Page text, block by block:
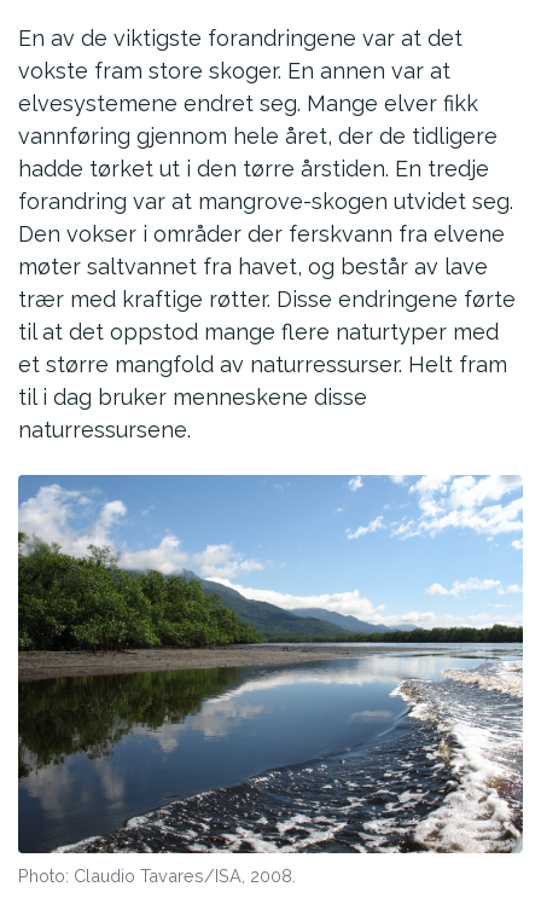
En av de viktigste forandringene var at det
vokste fram store skoger. En annen var at
elvesystemene endret seg. Mange elver fikk
vannføring gjennom hele året, der de tidligere
hadde tørket ut i den tørre årstiden. En tredje
forandring var at mangrove-skogen utvidet seg.
Den vokser i områder der ferskvann fra elvene
møter saltvannet fra havet, og består av lave
trær med kraftige røtter. Disse endringene førte
til at det oppstod mange flere naturtyper med
et større mangfold av naturressurser. Helt fram
til i dag bruker menneskene disse
naturressursene.
Photo: Claudio Tavares/ISA, 2008.